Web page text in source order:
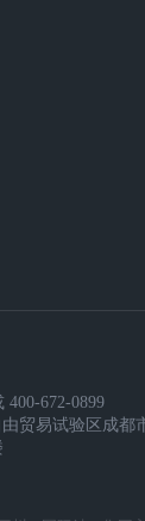
400-672-0899
贸易试验区成都